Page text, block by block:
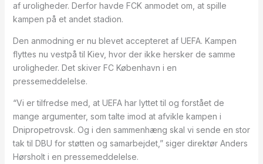
af uroligheder. Derfor havde FCK anmodet om, at spille
kampen på et andet stadion.
Den anmodning er nu blevet accepteret af UEFA. Kampen
flyttes nu vestpå til Kiev, hvor der ikke hersker de samme
uroligheder. Det skiver FC København i en
pressemeddelelse.
“Vi er tilfredse med, at UEFA har lyttet til og forstået de
mange argumenter, som talte imod at afvikle kampen i
Dnipropetrovsk. Og i den sammenhæng skal vi sende en stor
tak til DBU for støtten og samarbejdet,” siger direktør Anders
Hørsholt i en pressemeddelelse.